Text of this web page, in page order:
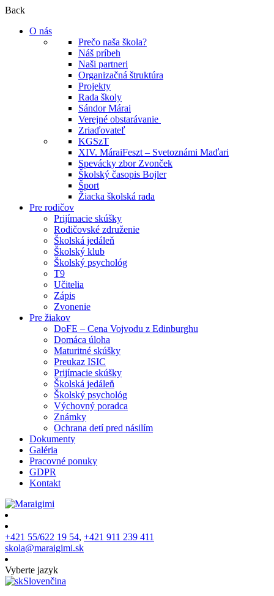
Back
O nás
Prečo naša škola?
Náš príbeh
Naši partneri
Organizačná štruktúra
Projekty
Rada školy
Sándor Márai
Verejné obstarávanie
Zriaďovateľ
KGSzT
XIV. MáraiFeszt – Svetoznámi Maďari
Spevácky zbor Zvonček
Školský časopis Bojler
Šport
Žiacka školská rada
Pre rodičov
Prijímacie skúšky
Rodičovské združenie
Školská jedáleň
Školský klub
Školský psychológ
T9
Učitelia
Zápis
Zvonenie
Pre žiakov
DoFE – Cena Vojvodu z Edinburghu
Domáca úloha
Maturitné skúšky
Preukaz ISIC
Prijímacie skúšky
Školská jedáleň
Školský psychológ
Výchovný poradca
Známky
Ochrana detí pred násilím
Dokumenty
Galéria
Pracovné ponuky
GDPR
Kontakt
+421 55/622 19 54, +421 911 239 411
skola@maraigimi.sk
Vyberte jazyk
Slovenčina